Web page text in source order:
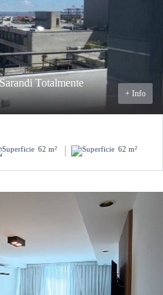
Totalmente
+ Info
62 m² 62 m²